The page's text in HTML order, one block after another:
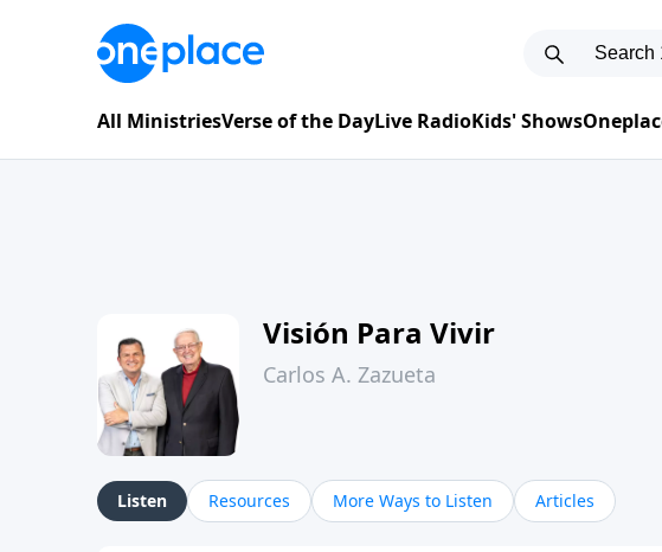
All MinistriesVerse of the DayLive RadioKids' Shows
Visión Para Vivir
Carlos A. Zazueta
Listen Resources More Ways to Listen Articles